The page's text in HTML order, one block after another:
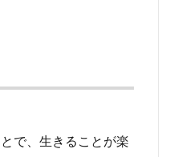
で、生きることが楽